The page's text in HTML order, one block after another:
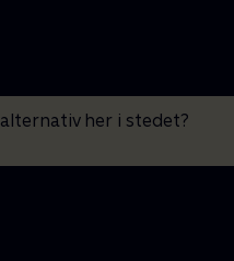
her i stedet?